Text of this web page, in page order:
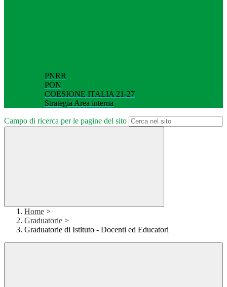
PNRR
PON
COESIONE ITALIA 21-27
Strategia Area interna
Campo di ricerca per le pagine del sito
Home >
Graduatorie >
Graduatorie di Istituto - Docenti ed Educatori